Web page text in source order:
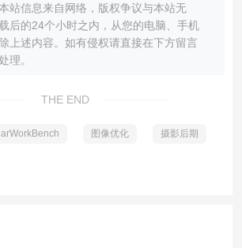
站信息来自网络，版权争议与本站无
后的24个小时之内，从您的电脑、手机
上述内容。如有侵权请直接在下方留言
理。
THE END
图像优化 摄影后期